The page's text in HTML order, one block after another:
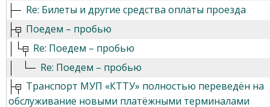
Re: Билеты и другие средства оплаты проезда
Поедем – пробью
Re: Поедем – пробью
Re: Поедем – пробью
Транспорт МУП «КТТУ» полностью переведён на
обслуживание новыми платёжными терминалами